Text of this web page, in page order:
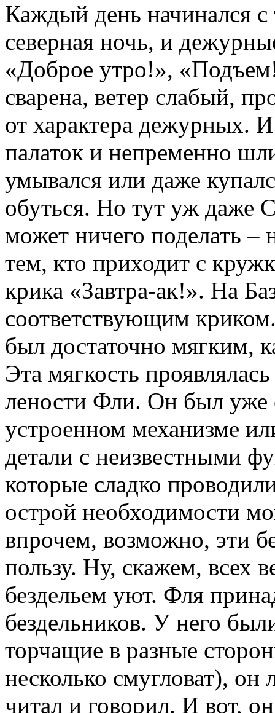
Каждый день начинался с
северная ночь, и
«Доброе утро!»,
сварена, ветер слабый,
от характера дежурных.
палаток и непременно
умывался или даже
обуться. Но тут уж даже
может ничего поделать –
тем, кто приходит с
крика «Завтра-ак!». На
соответствующим
был достаточно мягким,
Эта мягкость
лености Фли. Он был уже
устроенном механизме
детали с неизвестными
которые сладко
острой необходимости
впрочем, возможно, эти
пользу. Ну, скажем, всех
бездельем уют. Фля
бездельников. У него
торчащие в разные
несколько смугловат),
читал и говорил. И вот,